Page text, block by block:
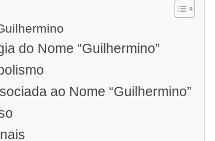
do Nome “Guilhermino”
ao Nome “Guilhermino”